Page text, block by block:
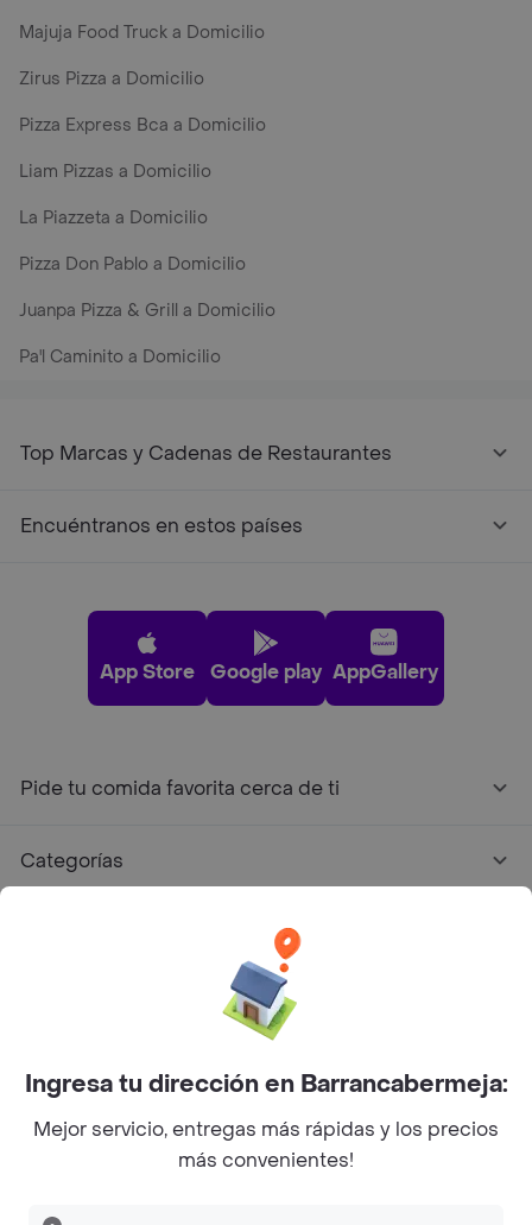
Majuja Food Truck a Domicilio
Zirus Pizza a Domicilio
Pizza Express Bca a Domicilio
Liam Pizzas a Domicilio
La Piazzeta a Domicilio
Pizza Don Pablo a Domicilio
Juanpa Pizza & Grill a Domicilio
Pa'l Caminito a Domicilio
Top Marcas y Cadenas de Restaurantes
Encuéntranos en estos países
App Store Google play AppGallery
Pide tu comida favorita cerca de ti
Categorías
Facebook
Twitter
Instagram
©2026Rappi Inc. All rights reserved.
Ingresa tu dirección en Barrancabermeja:
Mejor servicio, entregas más rápidas y los precios
más convenientes!